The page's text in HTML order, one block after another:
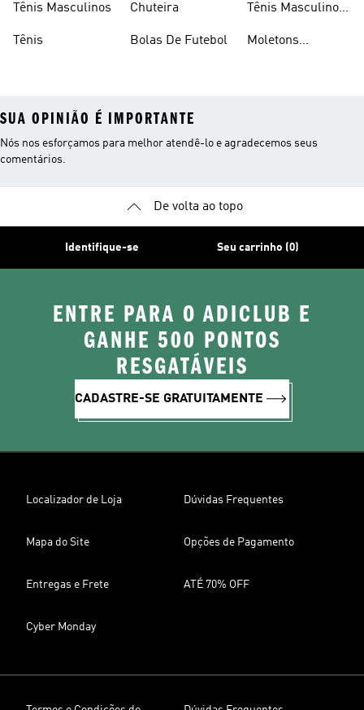
Tênis Masculinos
Tênis
Chuteira
Bolas De Futebol
Tênis Masculino
Moletons
SUA OPINIÃO É IMPORTANTE
Nós nos esforçamos para melhor atendê-lo e agradecemos seus
comentários.
De volta ao topo
Identifique-se Seu carrinho (0)
ENTRE PARA O ADICLUB E
GANHE 500 PONTOS
RESGATÁVEIS
CADASTRE-SE GRATUITAMENTE
Localizador de Loja Dúvidas Frequentes
Mapa do Site Opções de Pagamento
Entregas e Frete ATÉ 70% OFF
Cyber Monday